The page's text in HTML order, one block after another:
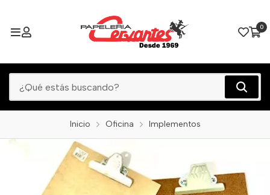
0
Inicio Oficina Implementos